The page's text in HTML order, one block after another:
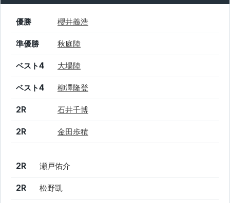
結果 シード 選手名
優勝 櫻井義浩
準優勝 秋庭陸
ベスト4 大場陸
ベスト4 柳澤隆登
2R 石井千博
2R 金田歩積
結果 シード 選手名
2R 瀬戸佑介
2R 松野凱